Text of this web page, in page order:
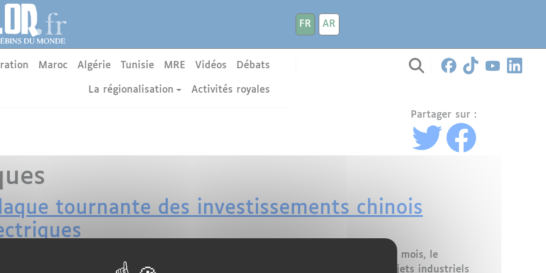
FR
AR
Maroc Algérie Tunisie MRE Vidéos Débats
La régionalisation Activités royales
Partager sur :
tournante des investissements chinois
stratégique dans la transition énergétique mondiale. Ces derniers mois, le
venus de Chine dans le secteur des batteries électriques, avec plusieurs projets industriels